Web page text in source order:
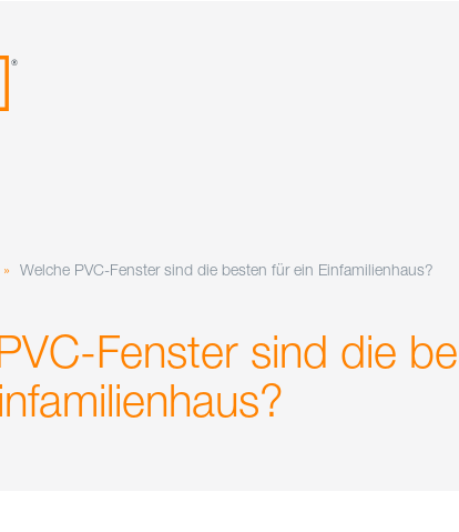
» Welche PVC-Fenster sind die besten für ein Einfamilienhaus?
Fenster sind die